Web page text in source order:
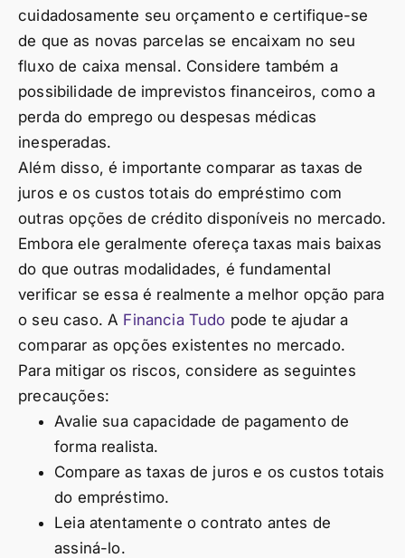
cuidadosamente seu orçamento e certifique-se
de que as novas parcelas se encaixam no seu
fluxo de caixa mensal. Considere também a
possibilidade de imprevistos financeiros, como a
perda do emprego ou despesas médicas
inesperadas.
Além disso, é importante comparar as taxas de
juros e os custos totais do empréstimo com
outras opções de crédito disponíveis no mercado.
Embora ele geralmente ofereça taxas mais baixas
do que outras modalidades, é fundamental
verificar se essa é realmente a melhor opção para
o seu caso. A Financia Tudo pode te ajudar a
comparar as opções existentes no mercado.
Para mitigar os riscos, considere as seguintes
precauções:
Avalie sua capacidade de pagamento de
forma realista.
Compare as taxas de juros e os custos totais
do empréstimo.
Leia atentamente o contrato antes de
assiná-lo.